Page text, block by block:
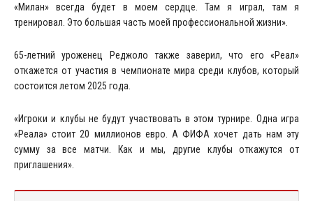
«Милан» всегда будет в моем сердце. Там я играл, там я
тренировал. Это большая часть моей профессиональной жизни».
65-летний уроженец Реджоло также заверил, что его «Реал»
откажется от участия в чемпионате мира среди клубов, который
состоится летом 2025 года.
«Игроки и клубы не будут участвовать в этом турнире. Одна игра
«Реала» стоит 20 миллионов евро. А ФИФА хочет дать нам эту
сумму за все матчи. Как и мы, другие клубы откажутся от
приглашения».